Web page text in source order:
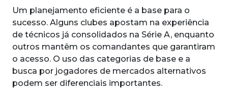
Um planejamento eficiente é a base para o
sucesso. Alguns clubes apostam na experiência
de técnicos já consolidados na Série A, enquanto
outros mantêm os comandantes que garantiram
o acesso. O uso das categorias de base e a
busca por jogadores de mercados alternativos
podem ser diferenciais importantes.